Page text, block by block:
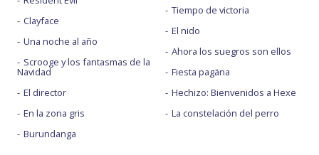
Clayface
Una noche al año
Scrooge y los fantasmas de la
Navidad
El director
En la zona gris
Burundanga
Tiempo de victoria
El nido
Ahora los suegros son ellos
Fiesta pagäna
Hechizo: Bienvenidos a Hexe
La constelación del perro